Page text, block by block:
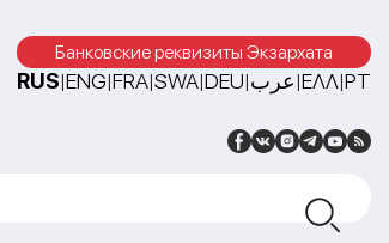
Банковские реквизиты Экзархата
RUS|ENG|FRA|SWA|DEU|عرب|ΕΛΛ|PT